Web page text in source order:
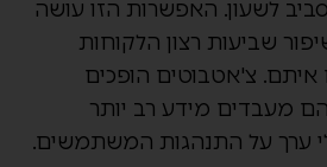
לשעון. האפשרות הזו עושה
שביעות רצון הלקוחות
איתם. צ'אטבוטים הופכים
מעבדים מידע רב יותר
ערך על התנהגות המשתמשים.